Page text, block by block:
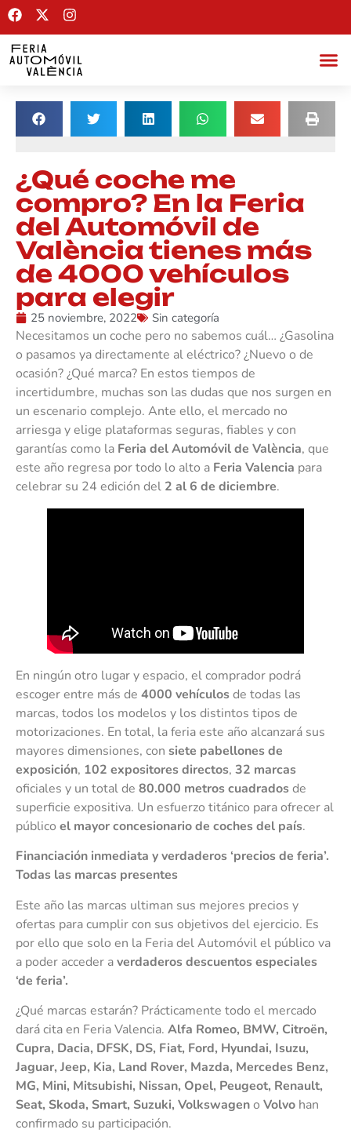
¿Qué coche me
compro? En la Feria
del Automóvil de
València tienes más
de 4000 vehículos
para elegir
25 noviembre, 2022 Sin categoría
Necesitamos un coche pero no sabemos cuál… ¿Gasolina
o pasamos ya directamente al eléctrico? ¿Nuevo o de
ocasión? ¿Qué marca? En estos tiempos de
incertidumbre, muchas son las dudas que nos surgen en
un escenario complejo. Ante ello, el mercado no
arriesga y elige plataformas seguras, fiables y con
garantías como la Feria del Automóvil de València, que
este año regresa por todo lo alto a Feria Valencia para
celebrar su 24 edición del 2 al 6 de diciembre.
En ningún otro lugar y espacio, el comprador podrá
escoger entre más de 4000 vehículosde todas las
marcas, todos los modelos y los distintos tipos de
motorizaciones. En total, la feria este año alcanzará sus
mayores dimensiones, con siete pabellones de
exposición, 102 expositores directos, 32 marcas
oficiales y un total de 80.000 metros cuadradosde
superficie expositiva. Un esfuerzo titánico para ofrecer al
público el mayor concesionario de coches del país.
Financiación inmediata y verdaderos ‘precios de feria’.
Todas las marcas presentes
Este año las marcas ultiman sus mejores precios y
ofertas para cumplir con sus objetivos del ejercicio. Es
por ello que solo en la Feria del Automóvil el público va
a poder acceder averdaderos descuentos especiales
‘de feria’.
¿Qué marcas estarán? Prácticamente todo el mercado
dará cita en Feria Valencia. Alfa Romeo, BMW, Citroën,
Cupra, Dacia, DFSK, DS, Fiat, Ford, Hyundai, Isuzu,
Jaguar, Jeep, Kia, Land Rover, Mazda, Mercedes Benz,
MG, Mini, Mitsubishi, Nissan, Opel, Peugeot, Renault,
Seat, Skoda, Smart, Suzuki, Volkswageno Volvo han
confirmado su participación.